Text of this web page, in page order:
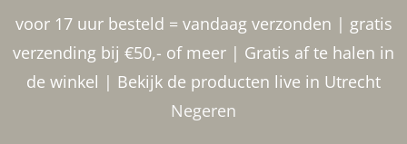
voor 17 uur besteld = vandaag verzonden | gratis
verzending bij €50,- of meer | Gratis af te halen in
de winkel | Bekijk de producten live in Utrecht
Negeren
inhoud